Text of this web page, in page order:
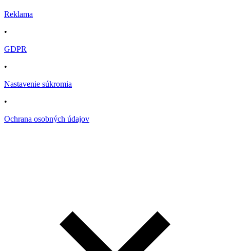
Reklama
•
GDPR
•
Nastavenie súkromia
•
Ochrana osobných údajov